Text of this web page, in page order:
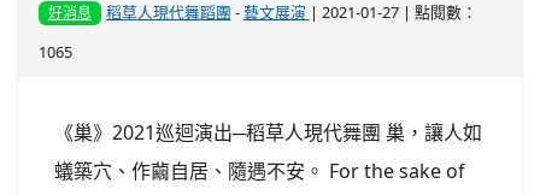
好消息 稻草人現代舞蹈團 -藝文展演 | 2021-01-27 | 點閱數：
1065
《巢》2021巡迴演出─稻草人現代舞團 巢，讓人如
蟻築穴、作繭自居、隨遇不安。 For the sake of